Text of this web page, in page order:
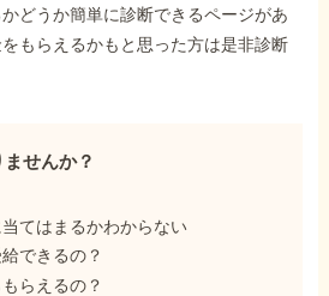
どうか簡単に診断できるページがあ
もらえるかもと思った方は是非診断
せんか？
てはまるかわからない
できるの？
らえるの？